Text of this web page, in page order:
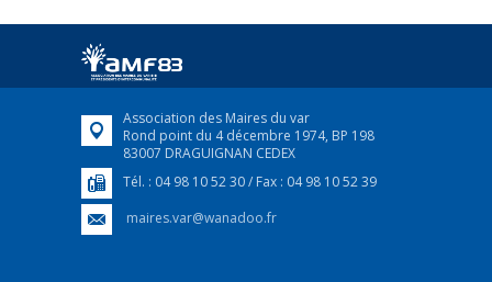
Association des Maires du var
Rond point du 4 décembre 1974, BP 198
83007 DRAGUIGNAN CEDEX
Tél. : 04 98 10 52 30 / Fax : 04 98 10 52 39
maires.var@wanadoo.fr